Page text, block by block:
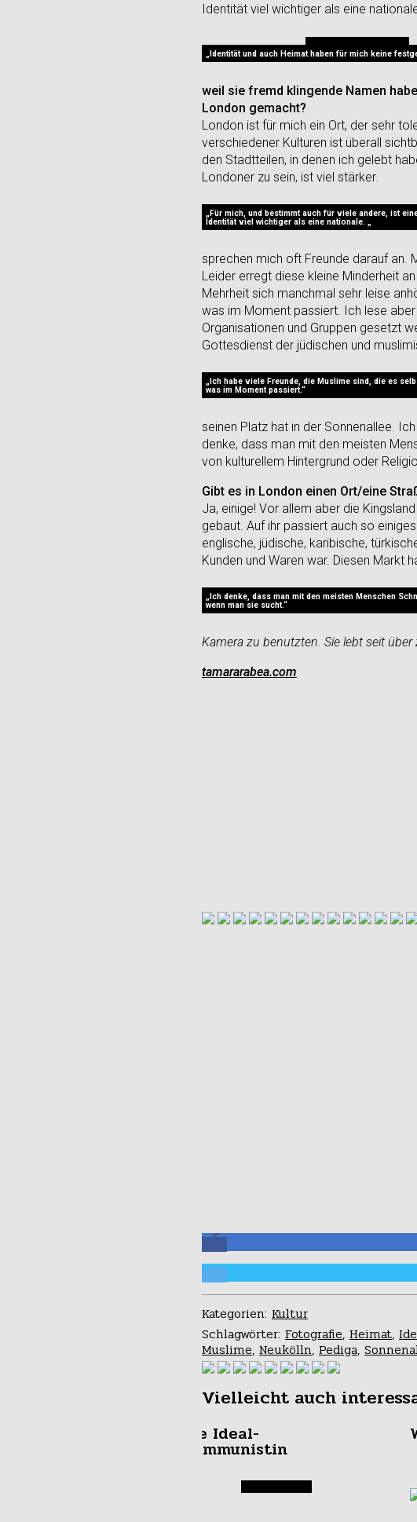
Identität viel wichtiger als eine
„Identität und auch Heimat haben für mich keine
weil sie fremd klingende Namen
London gemacht?
London ist für mich ein Ort, der sehr
verschiedener Kulturen ist überall
den Stadtteilen, in denen ich gelebt
Londoner zu sein, ist viel stärker.
„Für mich, und bestimmt auch für viele andere, ist
Identität viel wichtiger als eine nationale. „
sprechen mich oft Freunde darauf an.
Leider erregt diese kleine Minderheit
Mehrheit sich manchmal sehr leise
was im Moment passiert. Ich lese
Organisationen und Gruppen gesetzt
Gottesdienst der jüdischen und
„Ich habe viele Freunde, die Muslime sind, die es
was im Moment passiert.“
seinen Platz hat in der Sonnenallee.
denke, dass man mit den meisten
von kulturellem Hintergrund oder
Gibt es in London einen Ort/eine
Ja, einige! Vor allem aber die
gebaut. Auf ihr passiert auch so
englische, jüdische, karibische,
Kunden und Waren war. Diesen Markt
„Ich denke, dass man mit den meisten Menschen
wenn man sie sucht.“
Kamera zu benutzten. Sie lebt seit
tamararabea.com
Kategorien: Kultur
Schlagwörter: Fotografie, Heimat,
Muslime, Neukölln, Pediga,
Vielleicht auch
Die Ideal-
Kommunistin